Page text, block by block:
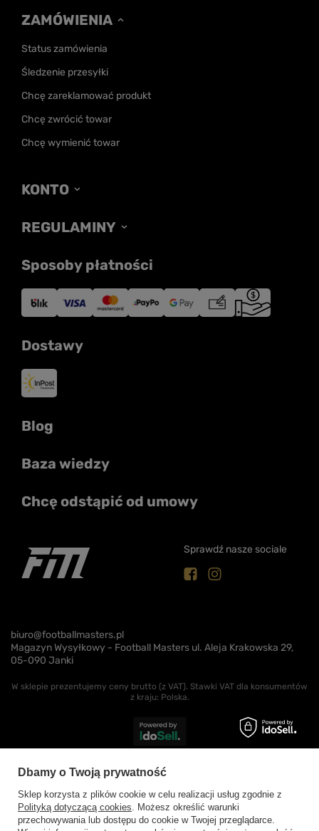
ZAMÓWIENIA
Status zamówienia
Śledzenie przesyłki
Chcę zareklamować produkt
Chcę zwrócić towar
Chcę wymienić towar
KONTO
REGULAMINY
Sprawdź nasze sociale
Sposoby płatności
Dostawy
Blog
Baza wiedzy
Chcę odstąpić od umowy
biuro@footballmasters.pl
Magazyn Wysyłkowy - Football Masters ul. Aleja Krakowska 29,
05-090 Janki
W sklepie prezentujemy ceny brutto (z VAT). Stawki VAT dla konsumentów
z kraju: Polska.
Dbamy o Twoją prywatność
Sklep korzysta z plików cookie w celu realizacji usług zgodnie z
Polityką dotyczącą cookies. Możesz określić warunki
przechowywania lub dostępu do cookie w Twojej przeglądarce.